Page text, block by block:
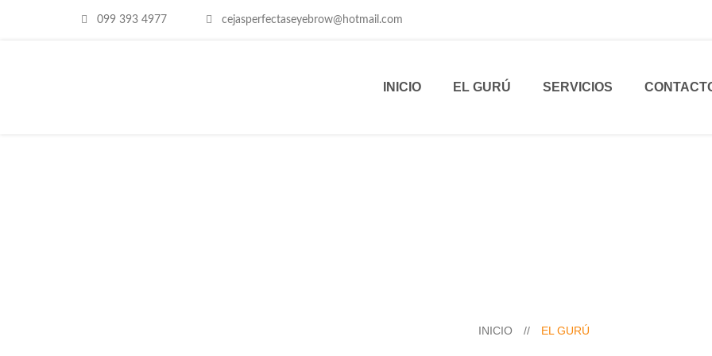
099 393 4977 cejasperfectaseyebrow@hotmail.com
INICIO EL GURÚ SERVICIOS
INICIO // EL GURÚ